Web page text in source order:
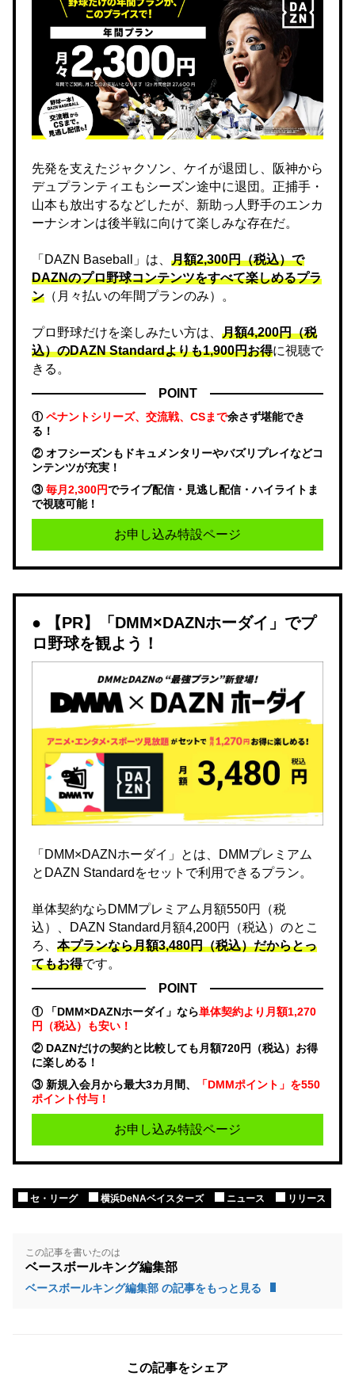
先発を支えたジャクソン、ケイが退団し、阪神から
デュプランティエもシーズン途中に退団。正捕手・
山本も放出するなどしたが、新助っ人野手のエンカ
ーナシオンは後半戦に向けて楽しみな存在だ。
「DAZN Baseball」は、 月額2,300円（税込）で
DAZNのプロ野球コンテンツをすべて楽しめるプラ
ン （月々払いの年間プランのみ）。
プロ野球だけを楽しみたい方は、 月額4,200円（税
込）のDAZN Standard​よりも1,900円お得に視聴で
きる。
POINT
①ペナントシリーズ、交流戦、CSまで余さず堪能でき
る！
② オフシーズンもドキュメンタリーやバズリプレイなどコ
ンテンツが充実！
③毎月2,300円でライブ配信・見逃し配信・ハイライトま
で視聴可能！
お申し込み特設ページ
【PR】「DMM×DAZNホーダイ」でプ
ロ野球を観よう！
「DMM×DAZNホーダイ」とは、DMMプレミアム
とDAZN Standardをセットで利用できるプラン。
単体契約ならDMMプレミアム月額550円（税
込）、DAZN Standard月額4,200円（税込）のとこ
ろ、 本プランなら月額3,480円（税込）だからとっ
てもお得です。
POINT
① 「DMM×DAZNホーダイ」なら単体契約より月額1,270
円（税込）も安い！
② DAZNだけの契約と比較しても月額720円（税込）お得
に楽しめる！
③ 新規入会月から最大3カ月間、
「DMMポイント」を550
ポイント付与！
お申し込み特設ページ
セ・リーグ 横浜DeNAベイスターズ ニュース リリース
この記事を書いたのは
ベースボールキング編集部
ベースボールキング編集部 の記事をもっと見る
この記事をシェア